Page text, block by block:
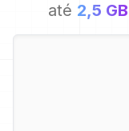
até 2,5 GB